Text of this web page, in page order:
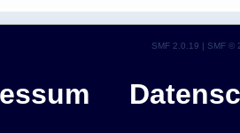
SMF 2.0.19
SMF ©